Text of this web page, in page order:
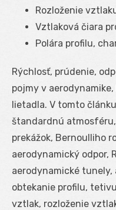
Rozloženie
Vztlaková čiara
Polára profilu,
Rýchlosť, prúdenie,
pojmy v
lietadla. V tomto
štandardnú
prekážok, Bernoulliho
aerodynamický odpor,
aerodynamické tunely,
obtekanie profilu,
vztlak, rozloženie